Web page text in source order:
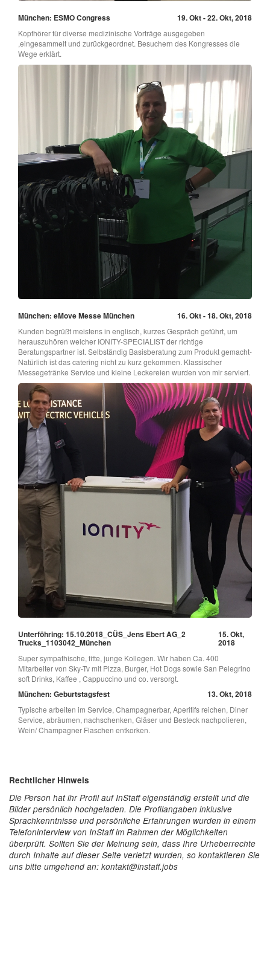
München: ESMO Congress 19. Okt - 22. Okt, 2018
Kopfhörer für diverse medizinische Vorträge ausgegeben
,eingesammelt und zurückgeordnet. Besuchern des Kongresses die
Wege erklärt.
München: eMove Messe München 16. Okt - 18. Okt, 2018
Kunden begrüßt meistens in englisch, kurzes Gespräch geführt, um
herauszuhören welcher IONITY-SPECIALIST der richtige
Beratungspartner ist. Selbständig Basisberatung zum Produkt gemacht-
Natürlich ist das catering nicht zu kurz gekommen. Klassischer
Messegetränke Service und kleine Leckereien wurden von mir serviert.
Unterföhring: 15.10.2018_CÜS_Jens Ebert AG_2
Trucks_1103042_München
15. Okt,
2018
Super sympathische, fitte, junge Kollegen. Wir haben Ca. 400
Mitarbeiter von Sky-Tv mit Pizza, Burger, Hot Dogs sowie San Pelegrino
soft Drinks, Kaffee , Cappuccino und co. versorgt.
München: Geburtstagsfest 13. Okt, 2018
Typische arbeiten im Service, Champagnerbar, Aperitifs reichen, Diner
Service, abräumen, nachschenken, Gläser und Besteck nachpolieren,
Wein/ Champagner Flaschen entkorken.
Rechtlicher Hinweis
Die Person hat ihr Profil auf InStaff eigenständig erstellt und die
Bilder persönlich hochgeladen. Die Profilangaben inklusive
Sprachkenntnisse und persönliche Erfahrungen wurden in einem
Telefoninterview von InStaff im Rahmen der Möglichkeiten
überprüft. Sollten Sie der Meinung sein, dass Ihre Urheberrechte
durch Inhalte auf dieser Seite verletzt wurden, so kontaktieren Sie
uns bitte umgehend an: kontakt@instaff.jobs